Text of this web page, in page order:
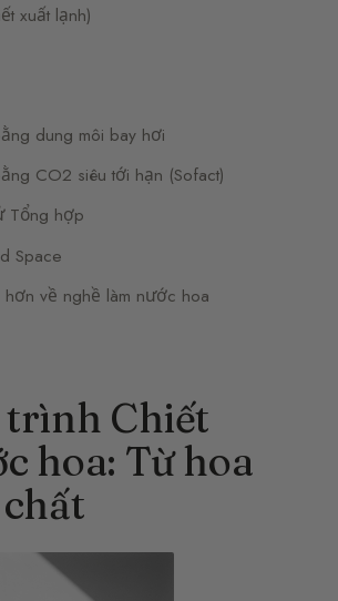
xuất lạnh)
dung môi bay hơi
CO2 siêu tới hạn (Sofact)
Tổng hợp
Space
về nghề làm nước hoa
trình Chiết
hoa: Từ hoa